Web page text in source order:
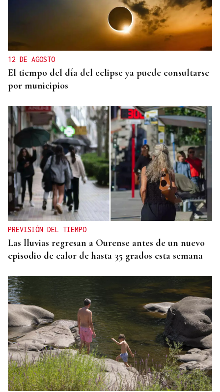
12 DE AGOSTO
El tiempo del día del eclipse ya puede consultarse
por municipios
PREVISIÓN DEL TIEMPO
Las lluvias regresan a Ourense antes de un nuevo
episodio de calor de hasta 35 grados esta semana